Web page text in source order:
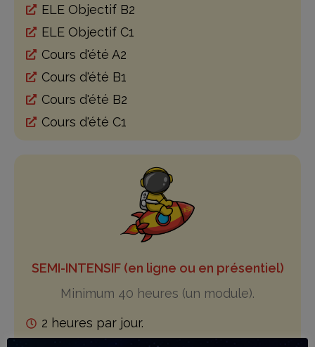
ELE Objectif B2
ELE Objectif C1
Cours d'été A2
Cours d'été B1
Cours d'été B2
Cours d'été C1
SEMI-INTENSIF (en ligne ou en présentiel)
Minimum 40 heures (un module).
2 heures par jour.